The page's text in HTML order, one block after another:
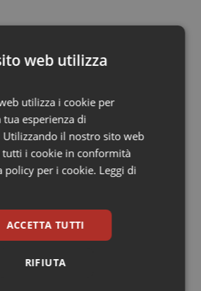
impianti
interessarti in
più veloce della risposta”.
4mila casi e 1.801 morti
web utilizza
utilizza i cookie per
esperienza di
Utilizzando il nostro sito web
tutti i cookie in conformità
policy per i cookie. Leggi di
ACCETTA TUTTI
RIFIUTA